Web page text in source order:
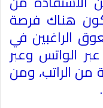
هناك فرصة
الراغبين في
عبر الواتس وعبر
من الراتب، ومن
.